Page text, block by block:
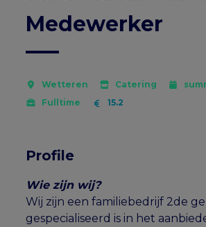
Medewerker
Wetteren Catering
Fulltime
15.2
Profile
Wie zijn wij?
Wij zijn een familiebedrijf 2de
gespecialiseerd is in het